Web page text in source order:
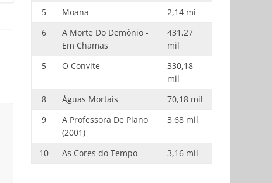
5
Moana
2,14 mi
6
A Morte Do Demônio -
Em Chamas
431,27
mil
5
O Convite
330,18
mil
8
Águas Mortais
70,18 mil
9
A Professora De Piano
(2001)
3,68 mil
10 As Cores do Tempo 3,16 mil